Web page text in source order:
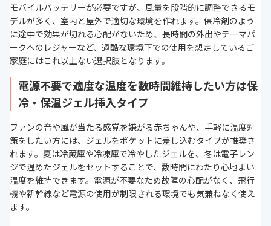
モバイルバッテリーが必要ですが、風量を段階的に調整できるモ
デルが多く、室内と屋外で適切な環境を作れます。保冷剤のよう
に途中で効果が切れる心配がないため、長時間の外出やテーマパ
ークへのレジャーなど、過酷な環境下での使用を想定しているご
家庭にはこれ以上ない選択肢となります。
電源不要で適度な温度を数時間維持したい方は保
冷・保温ジェル挿入タイプ
ファンの音や風が当たる感覚を嫌がる赤ちゃんや、手軽に温度対
策をしたい方には、ジェルをポケットに差し込むタイプが推奨さ
れます。夏は冷蔵庫や冷凍庫で冷やしたジェルを、冬は電子レン
ジで温めたジェルをセットすることで、数時間にわたり心地よい
温度を維持できます。電源が不要なため故障の心配がなく、飛行
機や新幹線など電源の使用が制限される環境でも気兼ねなく使え
ます。